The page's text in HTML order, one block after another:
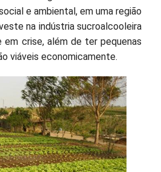
e ambiental, em uma região
na indústria sucroalcooleira
crise, além de ter pequenas
viáveis economicamente.